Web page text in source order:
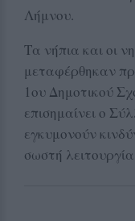
Λήμνου.
Τα νήπια και οι
μεταφέρθηκαν
1ου Δημοτικού
επισημαίνει ο
εγκυμονούν
σωστή